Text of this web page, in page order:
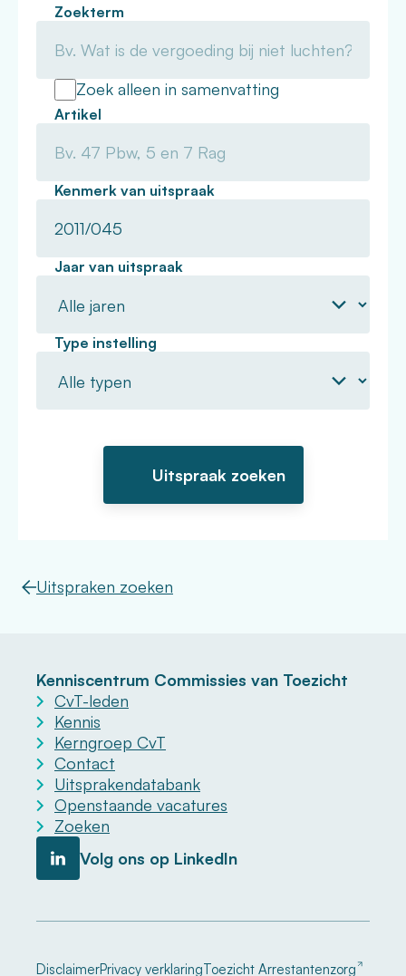
Zoekterm
Zoek alleen in samenvatting
Artikel
Kenmerk van uitspraak
Jaar van uitspraak
Type instelling
Uitspraken zoeken
Kenniscentrum Commissies van Toezicht
CvT-leden
Kennis
Kerngroep CvT
Contact
Uitsprakendatabank
Openstaande vacatures
Zoeken
Volg ons op LinkedIn
DisclaimerPrivacy verklaringToezicht Arrestantenzorg